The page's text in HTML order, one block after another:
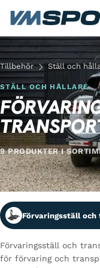
Hoppa till innehåll
Tillbehör Ställ och
STÄLL OCH HÅLLARE
9 PRODUKTER I
Förvaringsställ
Förvaringsställ och
för förvaring och